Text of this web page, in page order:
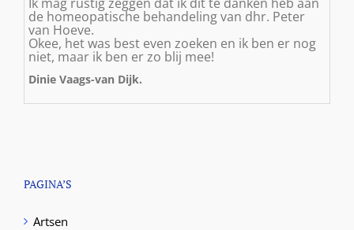
de homeopatische behandeling van dhr. Peter
van Hoeve.
Okee, het was best even zoeken en ik ben er nog
niet, maar ik ben er zo blij mee!
Dinie Vaags-van Dijk.
PAGINA’S
Artsen